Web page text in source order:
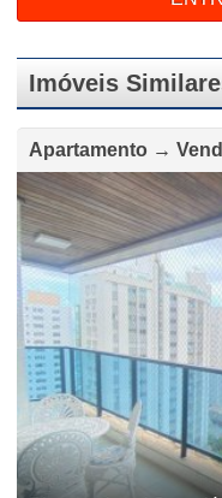
Imóveis
Apartamento →